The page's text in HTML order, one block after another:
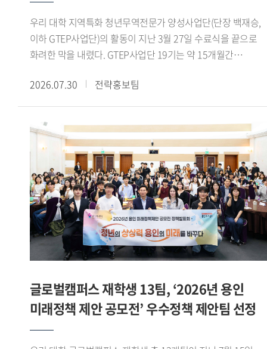
맞춤형 진로 취업 정보 제공과 청년고용정책 홍보를
지속적으로 추진할 계획이다.
우리 대학 지역특화 청년무역전문가 양성사업단(단장 백재승,
이하 GTEP사업단)의 활동이 지난 3월 27일 수료식을 끝으로
화려한 막을 내렸다. GTEP사업단 19기는 약 15개월간
이상의 교육과정을 이수하고, 산학협력 기업과 연계한 해외
다양한 실무 프로젝트를 수행했다. 그중 우수학생 부문에서
손승민(태국어통번역 20) 학생이 산업통상자원부 장관상을
받으며 빛나는 성과를 기록했다. - 우수학생 부문에서
산업통상자원부 장관상을 받았습니다. 소감을 들려주세요.
GTEP 19기 친구들 특히 우리 5팀과 함께 고생하며 달린 끝에
산업통상자원부 장관상 이라는 과분한 결과를 얻게 되어 무척
영광스럽습니다. 그리고 아낌없이 지도해주신 백재승 교수님과
김민정 실장님께 감사한 마음이 큽니다. - GTEP사업단을 통해
480시간 이상의 교육과정 이수와 다양한 실무 프로젝트를
경험했습니다. 사업단 활동이 어떤 의미였는지 들어보고
싶습니다. 대학 생활 중 손에 꼽히는 유의미한 활동이면서
한편으로는 쉽지 않은 활동이었다고 느낍니다. 수출입 관련
교육과정을 480시간 이상 받고, 기업과 연계한 실무활동 약
120시간이 진행됐습니다. 처음에는 긴 시간 활동이 가능할까
싶었는데 매 순간 성실하게 임하다 보니 모든 과정을
2026.07.30 전략홍보팀
글로벌캠퍼스 재학생 13팀, ‘2026년 용인
미래정책 제안 공모전’ 우수정책 제안팀 선정